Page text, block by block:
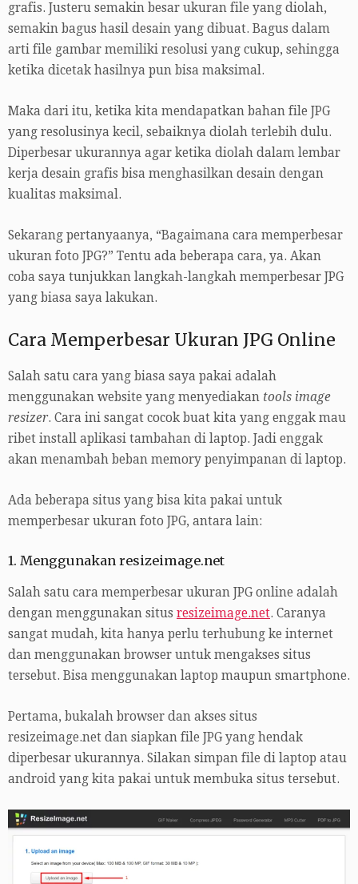
grafis. Justeru semakin besar ukuran file yang diolah,
semakin bagus hasil desain yang dibuat. Bagus dalam
arti file gambar memiliki resolusi yang cukup, sehingga
ketika dicetak hasilnya pun bisa maksimal.
Maka dari itu, ketika kita mendapatkan bahan file JPG
yang resolusinya kecil, sebaiknya diolah terlebih dulu.
Diperbesar ukurannya agar ketika diolah dalam lembar
kerja desain grafis bisa menghasilkan desain dengan
kualitas maksimal.
Sekarang pertanyaanya, “Bagaimana cara memperbesar
ukuran foto JPG?” Tentu ada beberapa cara, ya. Akan
coba saya tunjukkan langkah-langkah memperbesar JPG
yang biasa saya lakukan.
Cara Memperbesar Ukuran JPG Online
Salah satu cara yang biasa saya pakai adalah
menggunakan website yang menyediakan tools image
resizer. Cara ini sangat cocok buat kita yang enggak mau
ribet install aplikasi tambahan di laptop. Jadi enggak
akan menambah beban memory penyimpanan di laptop.
Ada beberapa situs yang bisa kita pakai untuk
memperbesar ukuran foto JPG, antara lain:
1. Menggunakan resizeimage.net
Salah satu cara memperbesar ukuran JPG online adalah
dengan menggunakan situs resizeimage.net. Caranya
sangat mudah, kita hanya perlu terhubung ke internet
dan menggunakan browser untuk mengakses situs
tersebut. Bisa menggunakan laptop maupun smartphone.
Pertama, bukalah browser dan akses situs
resizeimage.net dan siapkan file JPG yang hendak
diperbesar ukurannya. Silakan simpan file di laptop atau
android yang kita pakai untuk membuka situs tersebut.